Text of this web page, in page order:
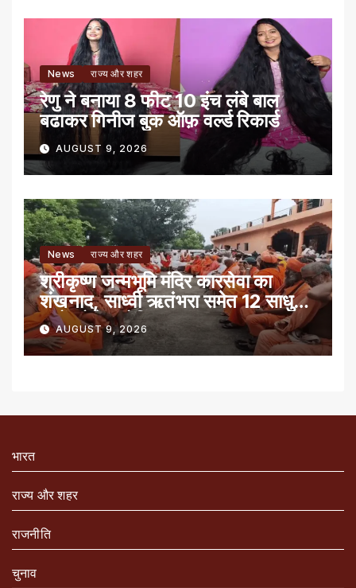
News राज्य और शहर
रेणु ने बनाया 8 फीट 10 इंच लंबे बाल
बढाकर गिनीज बुक ऑफ़ वर्ल्ड रिकार्ड
AUGUST 9, 2026
News राज्य और शहर
श्रीकृष्ण जन्मभूमि मंदिर कारसेवा का
शंखनाद, साध्वी ऋतंभरा समेत 12 साधु-
संतों को रेड नोटिस
AUGUST 9, 2026
भारत
राज्य और शहर
राजनीति
चुनाव